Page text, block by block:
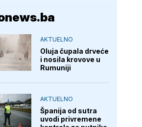
AKTUELNO
Oluja čupala drveće
i nosila krovove u
Rumuniji
AKTUELNO
Španija od sutra
uvodi privremene